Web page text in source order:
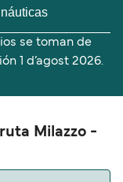
se toman de
1 d’agost 2026.
Milazzo -